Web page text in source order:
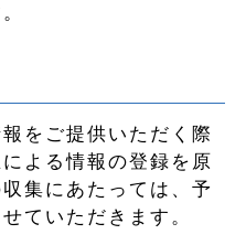
をご提供いただく際
よる情報の登録を原
集にあたっては、予
ていただきます。